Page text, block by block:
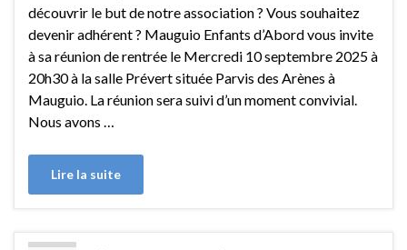
découvrir le but de notre association ? Vous souhaitez
devenir adhérent ? Mauguio Enfants d’Abord vous invite
à sa réunion de rentrée le Mercredi 10 septembre 2025 à
20h30 à la salle Prévert située Parvis des Arènes à
Mauguio. La réunion sera suivi d’un moment convivial.
Nous avons …
Lire la suite